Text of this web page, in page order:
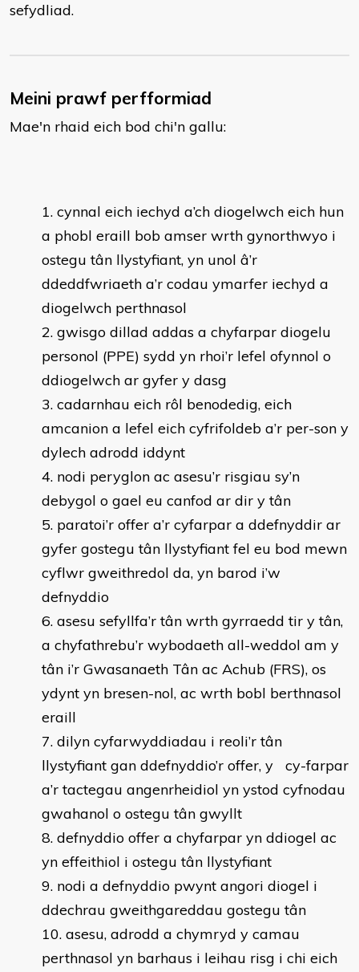
sefydliad.
Meini prawf perfformiad
Mae'n rhaid eich bod chi'n gallu:
cynnal eich iechyd a’ch diogelwch eich hun
a phobl eraill bob amser wrth gynorthwyo i
ostegu tân llystyfiant, yn unol â’r
ddeddfwriaeth a’r codau ymarfer iechyd a
diogelwch perthnasol
gwisgo dillad addas a chyfarpar diogelu
personol (PPE) sydd yn rhoi’r lefel ofynnol o
ddiogelwch ar gyfer y dasg
cadarnhau eich rôl benodedig, eich
amcanion a lefel eich cyfrifoldeb a’r per-son y
dylech adrodd iddynt
nodi peryglon ac asesu’r risgiau sy’n
debygol o gael eu canfod ar dir y tân
paratoi’r offer a’r cyfarpar a ddefnyddir ar
gyfer gostegu tân llystyfiant fel eu bod mewn
cyflwr gweithredol da, yn barod i’w
defnyddio
asesu sefyllfa’r tân wrth gyrraedd tir y tân,
a chyfathrebu’r wybodaeth all-weddol am y
tân i’r Gwasanaeth Tân ac Achub (FRS), os
ydynt yn bresen-nol, ac wrth bobl berthnasol
eraill
dilyn cyfarwyddiadau i reoli’r tân
llystyfiant gan ddefnyddio’r offer, y cy-farpar
a’r tactegau angenrheidiol yn ystod cyfnodau
gwahanol o ostegu tân gwyllt
defnyddio offer a chyfarpar yn ddiogel ac
yn effeithiol i ostegu tân llystyfiant
nodi a defnyddio pwynt angori diogel i
ddechrau gweithgareddau gostegu tân
asesu, adrodd a chymryd y camau
perthnasol yn barhaus i leihau risg i chi eich